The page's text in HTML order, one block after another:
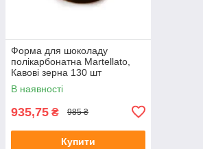
Форма для шоколаду
полікарбонатна Martellato,
Кавові зерна 130 шт
(MA1281)
В наявності
935,75 ₴ 985 ₴
Купити